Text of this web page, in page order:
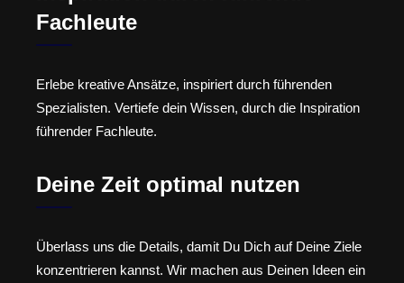
Fachleute
Erlebe kreative Ansätze, inspiriert durch führenden
Spezialisten. Vertiefe dein Wissen, durch die Inspiration
führender Fachleute.
Deine Zeit optimal nutzen
Überlass uns die Details, damit Du Dich auf Deine Ziele
konzentrieren kannst. Wir machen aus Deinen Ideen ein